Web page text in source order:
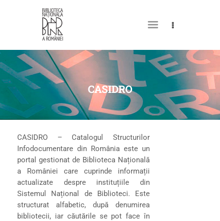
CASIDRO
MY LIBRARY CARD
CASIDRO – Catalogul Structurilor
Infodocumentare din România este un
portal gestionat de Biblioteca Națională
a României care cuprinde informații
actualizate despre instituțiile din
Sistemul Național de Biblioteci. Este
structurat alfabetic, după denumirea
bibliotecii, iar căutările se pot face în